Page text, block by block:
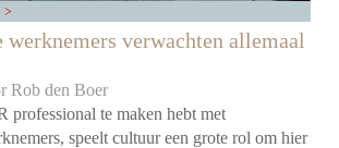
verwachten allemaal
Rob den Boer
professional te maken hebt met
speelt cultuur een grote rol om hier